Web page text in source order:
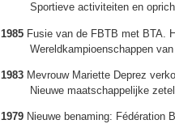
Sportieve activiteiten en
1985 Fusie van de FBTB met BTA.
Wereldkampioenschappen van
1983 Mevrouw Mariette Deprez
Nieuwe maatschappelijke
1979 Nieuwe benaming: Fédération